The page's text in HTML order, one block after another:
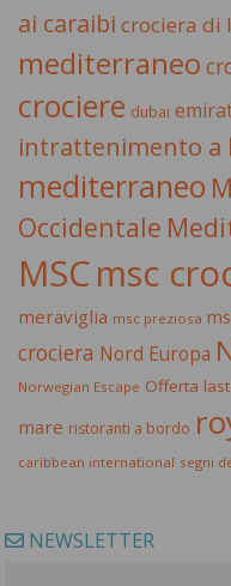
ai caraibi crociera di
mediterraneo
crociere dubai
intrattenimento a
mediterraneo
Occidentale
MSCmsc
meraviglia msc preziosa
crociera Nord Europa
Norwegian Escape Offerta
mare ristoranti a bordo
caribbean international segni
NEWSLETTER